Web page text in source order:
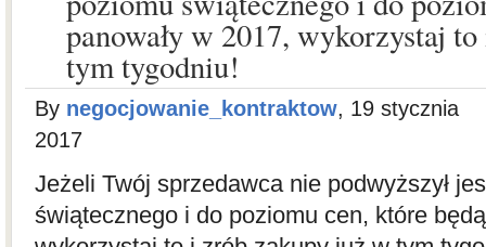
panowały w 2017, wykorzystaj
tym tygodniu!
By negocjowanie_kontraktow, 19 stycznia
2017
Jeżeli Twój sprzedawca nie podwyższył
świątecznego i do poziomu cen, które